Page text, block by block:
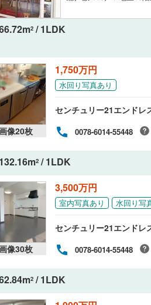
2 / 1LDK
像20枚
1,750万円
水回り写真あり
センチュリー21エンドレ
0078-6014-55448
2 / 1LDK
像30枚
3,500万円
室内写真あり 水回り写
センチュリー21エンドレ
0078-6014-55448
2 / 1LDK
即入居可能 （11）
オンライン対応
オンライン内見(相
オンライン対応とは？